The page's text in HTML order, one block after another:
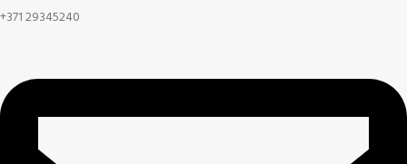
+371 29345240